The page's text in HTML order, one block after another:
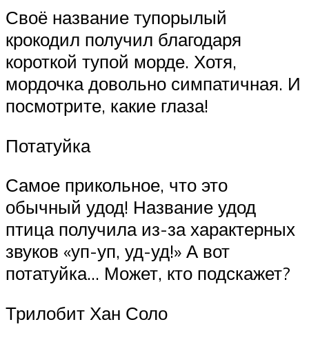
Своё название тупорылый
крокодил получил благодаря
короткой тупой морде. Хотя,
мордочка довольно симпатичная. И
посмотрите, какие глаза!
Потатуйка
Самое прикольное, что это
обычный удод! Название удод
птица получила из-за характерных
звуков «уп-уп, уд-уд!» А вот
потатуйка… Может, кто подскажет?
Трилобит Хан Соло